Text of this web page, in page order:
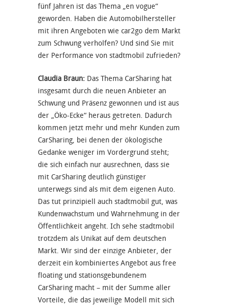
fünf Jahren ist das Thema „en vogue“
geworden. Haben die Automobilhersteller
mit ihren Angeboten wie car2go dem Markt
zum Schwung verholfen? Und sind Sie mit
der Performance von stadtmobil zufrieden?
Claudia Braun: Das Thema CarSharing hat
insgesamt durch die neuen Anbieter an
Schwung und Präsenz gewonnen und ist aus
der „Öko-Ecke“ heraus getreten. Dadurch
kommen jetzt mehr und mehr Kunden zum
CarSharing, bei denen der ökologische
Gedanke weniger im Vordergrund steht;
die sich einfach nur ausrechnen, dass sie
mit CarSharing deutlich günstiger
unterwegs sind als mit dem eigenen Auto.
Das tut prinzipiell auch stadtmobil gut, was
Kundenwachstum und Wahrnehmung in der
Öffentlichkeit angeht. Ich sehe stadtmobil
trotzdem als Unikat auf dem deutschen
Markt. Wir sind der einzige Anbieter, der
derzeit ein kombiniertes Angebot aus free
floating und stationsgebundenem
CarSharing macht – mit der Summe aller
Vorteile, die das jeweilige Modell mit sich